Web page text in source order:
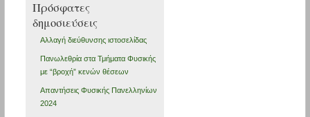
Πρόσφατες
δημοσιεύσεις
Αλλαγή διεύθυνσης ιστοσελίδας
Πανωλεθρία στα Τμήματα Φυσικής
με “βροχή” κενών θέσεων
Απαντήσεις Φυσικής Πανελληνίων
2024